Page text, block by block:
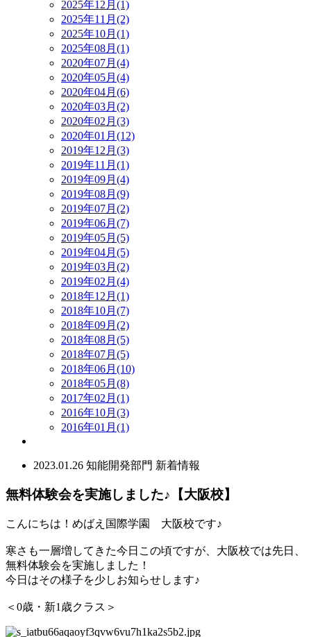
2025年12月(1)
2025年11月(2)
2025年10月(1)
2025年08月(1)
2020年07月(4)
2020年05月(4)
2020年04月(6)
2020年03月(2)
2020年02月(3)
2020年01月(12)
2019年12月(3)
2019年11月(1)
2019年09月(4)
2019年08月(9)
2019年07月(2)
2019年06月(7)
2019年05月(5)
2019年04月(5)
2019年03月(2)
2019年02月(4)
2018年12月(1)
2018年10月(7)
2018年09月(2)
2018年08月(5)
2018年07月(5)
2018年06月(10)
2018年05月(8)
2017年02月(1)
2016年10月(3)
2016年01月(1)
2023.01.26 知能開発部門 新着情報
無料体験会を実施しました♪【大阪校】
こんにちは！めばえ国際学園 大阪校です♪
寒さも一層増してきた今日この頃ですが、大阪校では先日、
無料体験会を実施しました！
今日はその様子を少しお知らせします♪
＜0歳・新1歳クラス＞